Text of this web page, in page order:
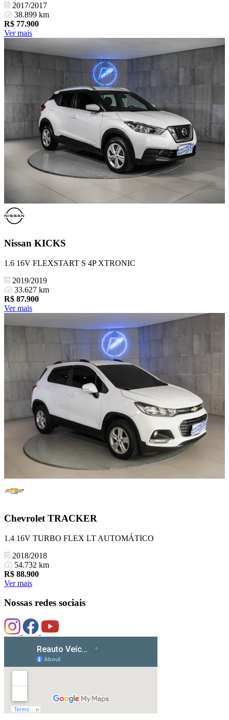
2017/2017
38.899 km
R$ 77.900
Ver mais
Nissan KICKS
1.6 16V FLEXSTART S 4P XTRONIC
2019/2019
33.627 km
R$ 87.900
Ver mais
Chevrolet TRACKER
1.4 16V TURBO FLEX LT AUTOMÁTICO
2018/2018
54.732 km
R$ 88.900
Ver mais
Nossas redes sociais